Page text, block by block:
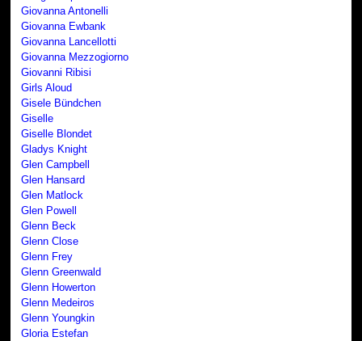
Giovanna Antonelli
Giovanna Ewbank
Giovanna Lancellotti
Giovanna Mezzogiorno
Giovanni Ribisi
Girls Aloud
Gisele Bündchen
Giselle
Giselle Blondet
Gladys Knight
Glen Campbell
Glen Hansard
Glen Matlock
Glen Powell
Glenn Beck
Glenn Close
Glenn Frey
Glenn Greenwald
Glenn Howerton
Glenn Medeiros
Glenn Youngkin
Gloria Estefan